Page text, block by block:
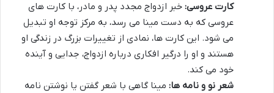
کارت عروسی: خبر ازدواج مجدد پدر و مادر، با کارت های
عروسی که به دست مینا می رسد، به مرکز توجه او تبدیل
می شود. این کارت ها، نمادی از تغییرات بزرگ در زندگی او
هستند و او را درگیر افکاری درباره ازدواج، جدایی و آینده
خود می کند.
شعر نو و نامه ها: مینا گاهی با شعر گفتن یا نوشتن نامه